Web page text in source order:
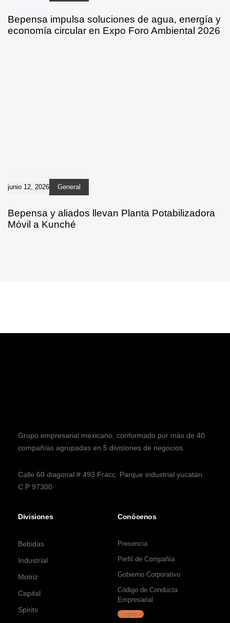
Bepensa impulsa soluciones de agua, energía y
economía circular en Expo Foro Ambiental 2026
junio 12, 2026 General
Bepensa y aliados llevan Planta Potabilizadora
Móvil a Kunché
Grupo empresarial mexicano, conformado por más de 40
compañías agrupadas en 5 divisiones de negocios.
Calle 60 diagonal # 493 Fracc. Parque industrial yucatán
C.P 97300
Divisiones
Bebidas
Industrial
Motriz
Capital
Spirits
Conócenos
Presencia
Perfil de Compañía
Gobierno Corporativo
Código de Conducta
Empresarial
Empleos